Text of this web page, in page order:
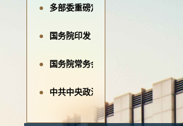
多部委重磅定调！城市更新“十五五”
国务院印发《城市更新“十五五”规划》
国务院常务会议：持续推进房地产
中共中央政治局召开会议 分析研究
央行货币政策委员会：继续实施适度